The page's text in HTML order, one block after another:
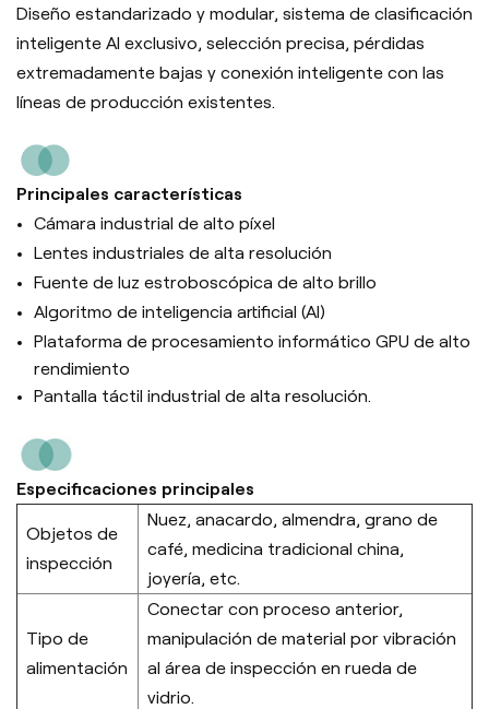
Diseño estandarizado y modular, sistema de clasificación
inteligente AI exclusivo, selección precisa, pérdidas
extremadamente bajas y conexión inteligente con las
líneas de producción existentes.
Principales características
Cámara industrial de alto píxel
Lentes industriales de alta resolución
Fuente de luz estroboscópica de alto brillo
Algoritmo de inteligencia artificial (Al)
Plataforma de procesamiento informático GPU de alto
rendimiento
Pantalla táctil industrial de alta resolución.
Especificaciones principales
Objetos de
inspección
Nuez, anacardo, almendra, grano de
café, medicina tradicional china,
joyería, etc.
Tipo de
alimentación
Conectar con proceso anterior,
manipulación de material por vibración
al área de inspección en rueda de
vidrio.